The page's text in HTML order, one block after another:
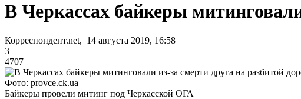
В Черкассах байкеры
Корреспондент.net, 14 августа 2019, 16:58
3
4707
Фото: provce.ck.ua
Байкеры провели митинг под Черкасской ОГА